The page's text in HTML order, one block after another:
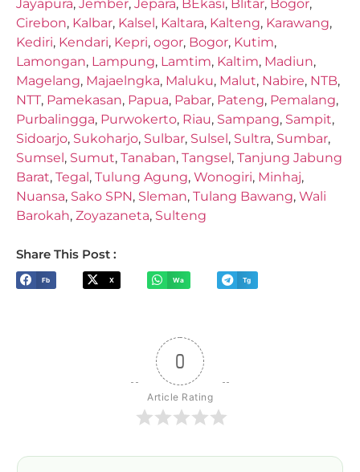
Jayapura, Jember, Jepara, BEkasi, Blitar, Bogor,
Cirebon, Kalbar, Kalsel , Kaltara, Kalteng, Karawang,
Kediri, Kendari, Kepri, ogor, Bogor, Kutim,
Lamongan, Lampung, Lamtim, Kaltim, Madiun,
Magelang, Majaelngka, Maluku, Malut, Nabire, NTB,
NTT, Pamekasan, Papua, Pabar, Pateng, Pemalang,
Purbalingga, Purwokerto, Riau, Sampang, Sampit,
Sidoarjo, Sukoharjo, Sulbar, Sulsel , Sultra, Sumbar,
Sumsel , Sumut, Tanaban, Tangsel , Tanjung Jabung
Barat, Tegal , Tulung Agung, Wonogiri, Minhaj,
Nuansa, Sako SPN, Sleman, Tulang Bawang, Wali
Barokah, Zoyazaneta, Sulteng
Share This Post :
Fb X Wa Tg
0
Article Rating